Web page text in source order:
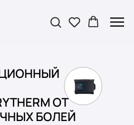
ОТ
БОЛЕЙ